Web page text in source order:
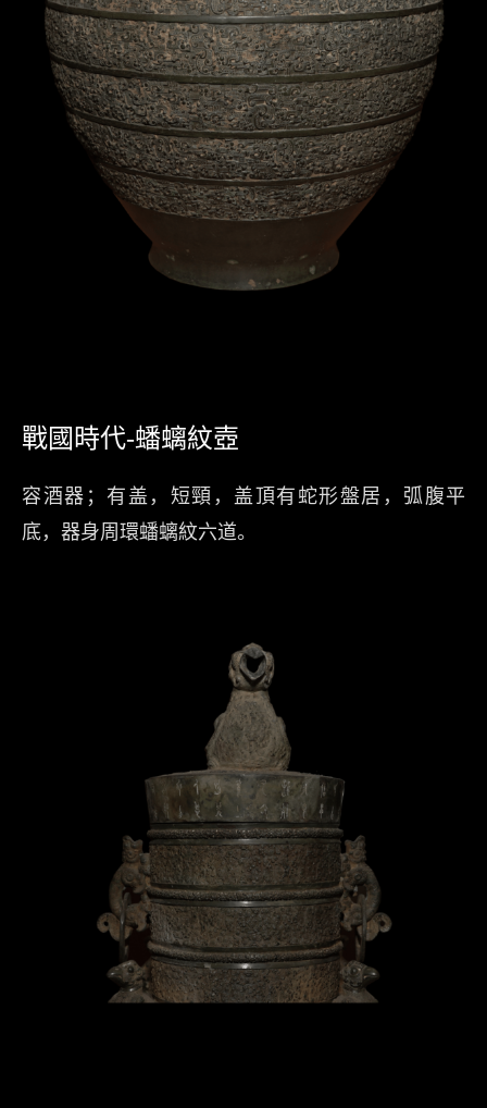
戰國時代-蟠螭紋壺
容酒器；有盖，短頸，盖頂有蛇形盤居，弧腹平
底，器身周環蟠螭紋六道。